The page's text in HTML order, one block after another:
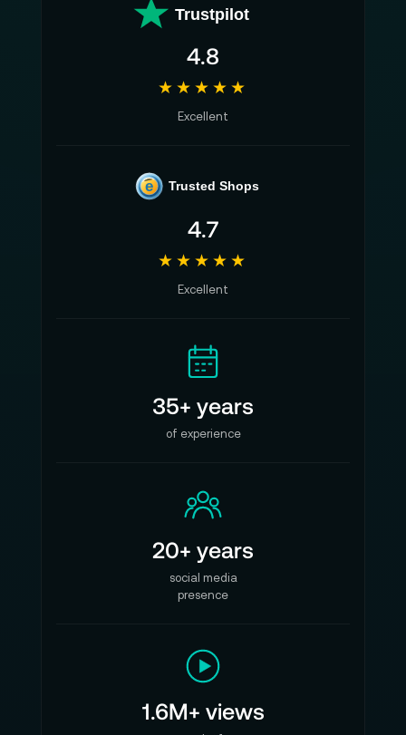
Trustpilot
4.8
★★★★★
Excellent
e Trusted Shops
4.7
★★★★★
Excellent
35+ years
of experience
20+ years
social media
presence
1.6M+ views